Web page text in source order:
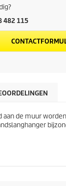
482 115
de muur